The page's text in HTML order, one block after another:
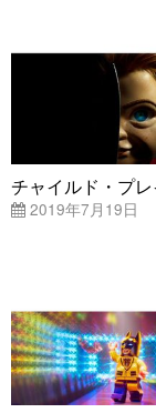
チャイルド・プレ
2019年7月19日